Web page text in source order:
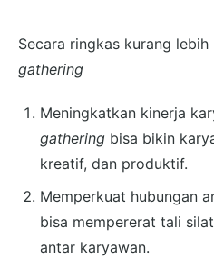
Secara ringkas kurang lebih
gathering
Meningkatkan kinerja
gathering bisa bikin
kreatif, dan produktif.
Memperkuat hubungan
bisa mempererat tali
antar karyawan.